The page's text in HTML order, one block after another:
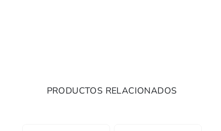
PRODUCTOS RELACIONADOS